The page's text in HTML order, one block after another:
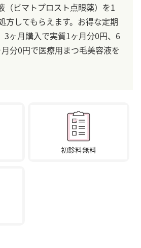
（ビマトプロスト点眼薬）を1
方してもらえます。お得な定期
3ヶ月購入で実質1ヶ月分0円、6
分0円で医療用まつ毛美容液を